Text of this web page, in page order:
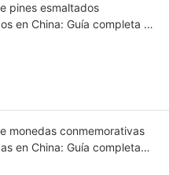
pines esmaltados
en China: Guía completa de
monedas conmemorativas
en China: Guía completa